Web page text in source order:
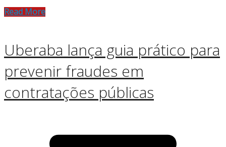
Read More
Uberaba lança guia prático para
prevenir fraudes em
contratações públicas